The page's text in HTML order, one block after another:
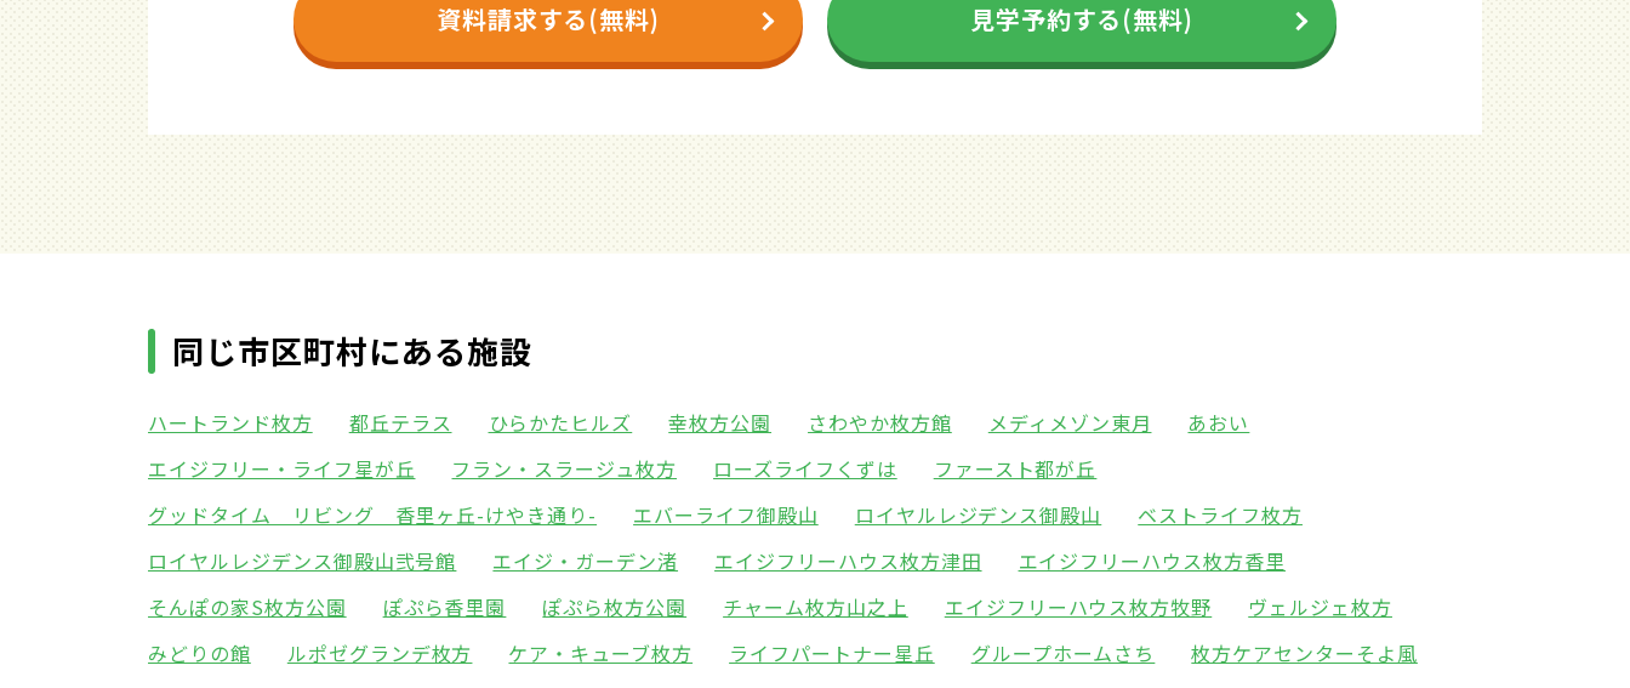
資料請求する(無料) 見学予約する(無料)
同じ市区町村にある施設
ハートランド枚方 都丘テラス ひらかたヒルズ 幸枚方公園 さわやか枚方館 メディメゾン東月
あおい
エイジフリー・ライフ星が丘
フラン・スラージュ枚方 ローズライフくずは
ファースト都が丘
グッドタイム リビング 香里ヶ丘-けやき通り-
エバーライフ御殿山 ロイヤルレジデンス御殿山
ベストライフ枚方
ロイヤルレジデンス御殿山弐号館
エイジ・ガーデン渚 エイジフリーハウス枚方津田
エイジフリーハウス枚方香里
そんぽの家S枚方公園
ぽぷら香里園 ぽぷら枚方公園 チャーム枚方山之上 エイジフリーハウス枚方牧野
ヴェルジェ枚方
みどりの館
ルポゼグランデ枚方 ケア・キューブ枚方 ライフパートナー星丘 グループホームさち
枚方ケアセンターそよ風